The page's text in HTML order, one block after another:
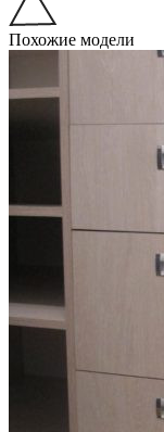
Похожие модели